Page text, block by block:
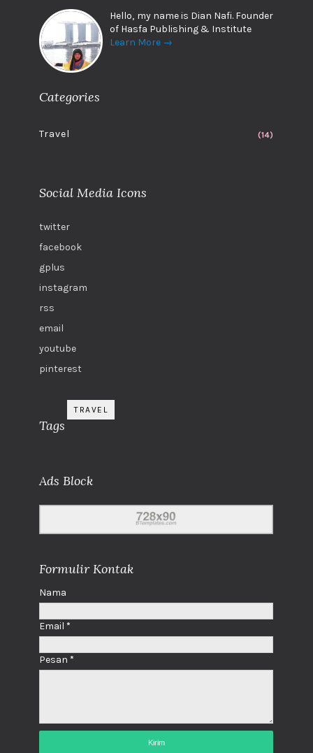
Hello, my name is Dian Nafi. Founder
of Hasfa Publishing & Institute
Learn More →
Categories
Travel (14)
Social Media Icons
twitter
facebook
gplus
instagram
rss
email
youtube
pinterest
Tags
TRAVEL
Ads Block
Formulir Kontak
Nama
Email *
Pesan *